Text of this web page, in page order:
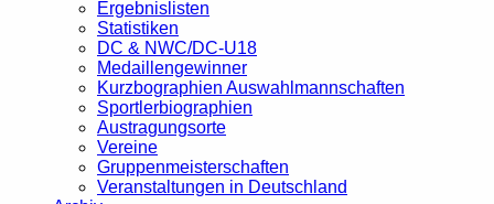
Ergebnislisten
Statistiken
DC & NWC/DC-U18
Medaillengewinner
Kurzbographien Auswahlmannschaften
Sportlerbiographien
Austragungsorte
Vereine
Gruppenmeisterschaften
Veranstaltungen in Deutschland